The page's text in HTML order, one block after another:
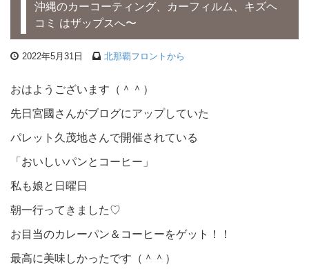
沖縄のカーコーティング、カーフィルム、キズヘ
コミ はザップスへ〜
2022年5月31日 北那覇フロントから
おはようございます（＾＾）
先日宮國さんがブログにアップしていた
パレット久茂地さんで開催されている
「おいしいパンとコーヒー」
私も娘と日曜日
朝一行ってきました♡
お目当のカレーパン＆コーヒーをゲット！！
最高に美味しかったです（＾＾）